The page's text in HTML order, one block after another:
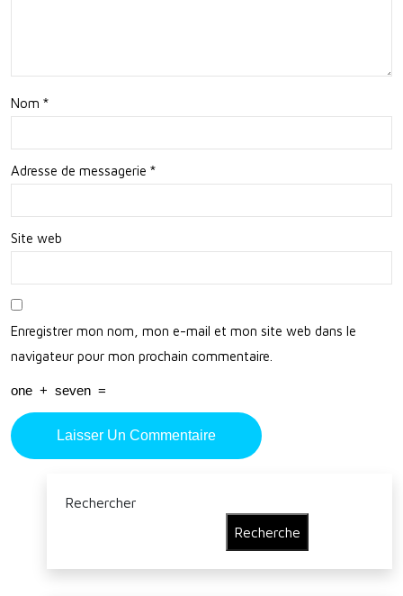
em
ble
Nom *
Adresse de messagerie *
Site web
Enregistrer mon nom, mon e-mail et mon site web dans le
navigateur pour mon prochain commentaire.
one + seven =
Rechercher
Recherche